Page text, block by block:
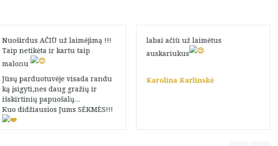
Nuoširdus AČIŪ už laimėjimą !!!
Taip netikėta ir kartu taip
malonu
Jūsų parduotuvėje visada randu
ką įsigyti,nes daug gražių ir
išskirtinių papuošalų…
Kuo didžiausios Jums SĖKMĖS!!!
labai ačiū už laimėtus
auskariukus
Karolina Karlinskė